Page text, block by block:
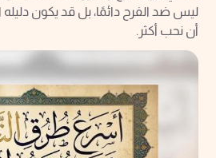
ليس ضد الفرح دائمًا، بل قد يكون دليله
أن نحب أكثر.